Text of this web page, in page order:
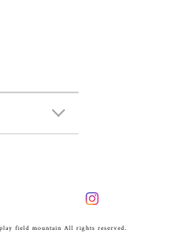
field mountain All rights reserved.